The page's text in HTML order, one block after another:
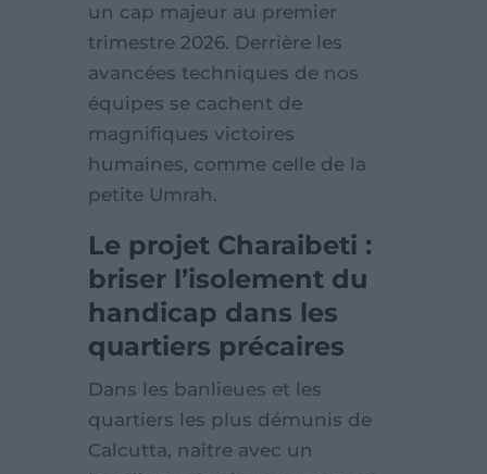
un cap majeur au premier
trimestre 2026. Derrière les
avancées techniques de nos
équipes se cachent de
magnifiques victoires
humaines, comme celle de la
petite Umrah.
Le projet Charaibeti :
briser l’isolement du
handicap dans les
quartiers précaires
Dans les banlieues et les
quartiers les plus démunis de
Calcutta, naître avec un